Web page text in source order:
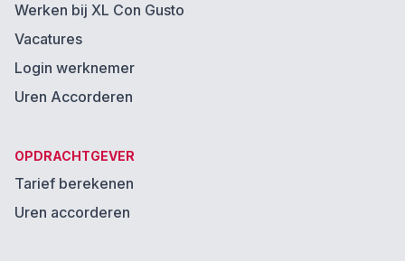
Werken bij XL Con Gusto
Vacatures
Login werknemer
Uren Accorderen
OPDRACHTGEVER
Tarief berekenen
Uren accorderen